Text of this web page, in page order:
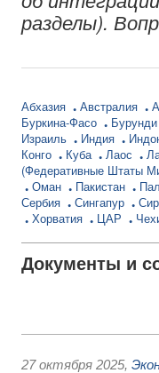
разделы).
Абхазия Австралия
Буркина-Фасо
Бурунди
Израиль
Индия
Конго
Куба Лаос
(Федеративные Штаты
Оман
Пакистан
Сербия
Сингапур
Хорватия
ЦАР
Документы и
27 октября 2025,